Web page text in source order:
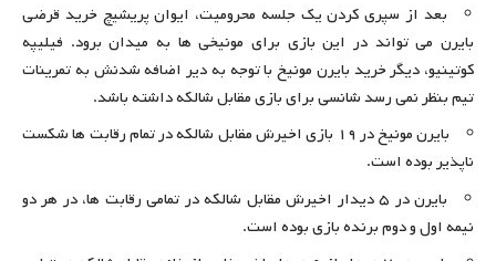
بعد از سپری کردن یک جلسه محرومیت، ایوان پریشیچ خرید قرضی
بایرن می تواند در این بازی برای مونیخی ها به میدان برود. فیلیپه
کوتینیو، دیگر خرید بایرن مونیخ با توجه به دیر اضافه شدنش به تمرینات
تیم بنظر نمی رسد شانسی برای بازی مقابل شالکه داشته باشد.
بایرن مونیخ در ۱۹ بازی اخیرش مقابل شالکه در تمام رقابت ها شکست
ناپذیر بوده است.
بایرن در ۵ دیدار اخیرش مقابل شالکه در تمامی رقابت ها، در هر دو
نیمه اول و دوم برنده بازی بوده است.